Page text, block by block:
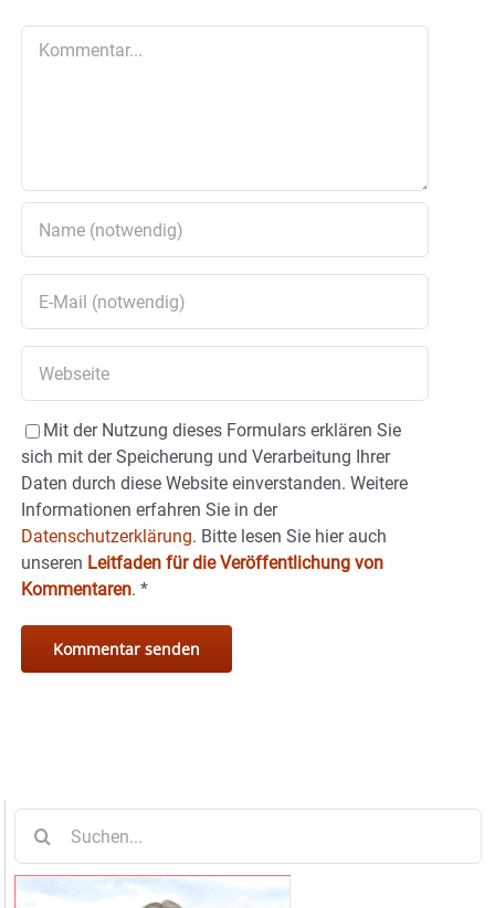
Mit der Nutzung dieses Formulars erklären Sie
sich mit der Speicherung und Verarbeitung Ihrer
Daten durch diese Website einverstanden. Weitere
Informationen erfahren Sie in der
Datenschutzerklärung. Bitte lesen Sie hier auch
unseren Leitfaden für die Veröffentlichung von
Kommentaren. *
nach: